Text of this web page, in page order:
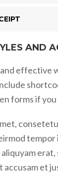
AND
effective
forms if you
erat,
et